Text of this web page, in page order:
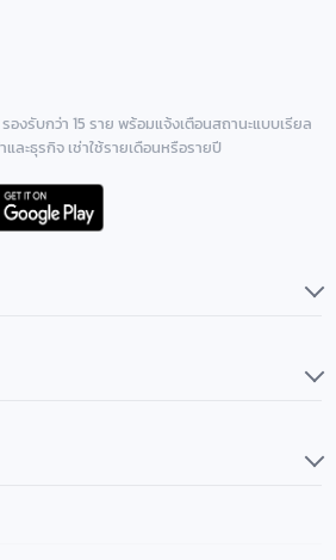
งรับกว่า 15 ราย พร้อมแจ้งเตือนสถานะแบบเรียล
ละธุรกิจ เช่าใช้รายเดือนหรือรายปี